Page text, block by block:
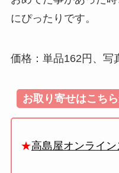
にぴったりです。
価格：単品162円、
お取り寄せはこち
★高島屋オンライン